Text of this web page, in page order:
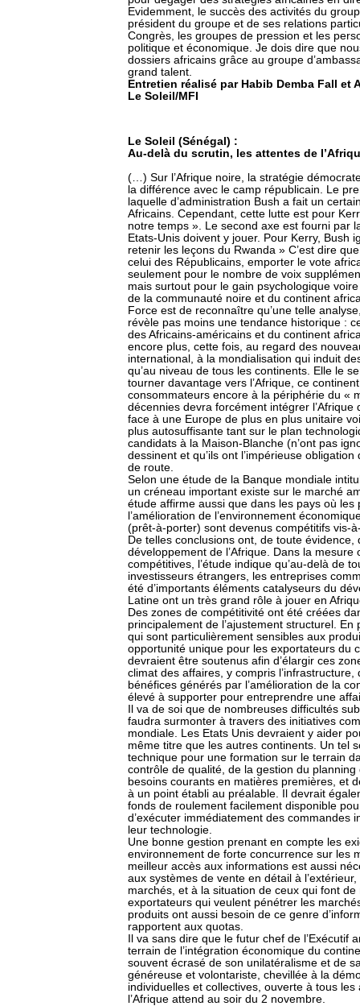
Evidemment, le succès des activités du
président du groupe et de ses relations
Congrès, les groupes de pression et les
politique et économique. Je dois dire que
dossiers africains grâce au groupe
grand talent.
Entretien réalisé par Habib Demba Fall et
Le Soleil/MFI
Le Soleil (Sénégal) :
Au-delà du scrutin, les attentes de
(…) Sur l’Afrique noire, la stratégie
la différence avec le camp républicain. Le
laquelle d’administration Bush a fait un
Africains. Cependant, cette lutte est pour
notre temps ». Le second axe est fourni par
Etats-Unis doivent y jouer. Pour Kerry, Bush
retenir les leçons du Rwanda » C’est dire
celui des Républicains, emporter le vote
seulement pour le nombre de voix
mais surtout pour le gain psychologique
de la communauté noire et du continent
Force est de reconnaître qu’une telle
révèle pas moins une tendance historique :
des Africains-américains et du continent
encore plus, cette fois, au regard des
international, à la mondialisation qui induit
qu’au niveau de tous les continents. Elle le
tourner davantage vers l’Afrique, ce
consommateurs encore à la périphérie du «
décennies devra forcément intégrer
face à une Europe de plus en plus unitaire
plus autosuffisante tant sur le plan
candidats à la Maison-Blanche (n’ont pas
dessinent et qu’ils ont l’impérieuse
de route.
Selon une étude de la Banque mondiale
un créneau important existe sur le marché
étude affirme aussi que dans les pays où les
l’amélioration de l’environnement
(prêt-à-porter) sont devenus compétitifs vis-
De telles conclusions ont, de toute
développement de l’Afrique. Dans la
compétitives, l’étude indique qu’au-delà de
investisseurs étrangers, les entreprises
été d’importants éléments catalyseurs du
Latine ont un très grand rôle à jouer en
Des zones de compétitivité ont été créées
principalement de l’ajustement structurel.
qui sont particulièrement sensibles aux
opportunité unique pour les exportateurs du
devraient être soutenus afin d’élargir ces
climat des affaires, y compris
bénéfices générés par l’amélioration de la
élevé à supporter pour entreprendre une
Il va de soi que de nombreuses difficultés
faudra surmonter à travers des initiatives
mondiale. Les Etats Unis devraient y aider
même titre que les autres continents. Un tel
technique pour une formation sur le terrain
contrôle de qualité, de la gestion du planning
besoins courants en matières premières, et
à un point établi au préalable. Il devrait
fonds de roulement facilement disponible
d’exécuter immédiatement des commandes
leur technologie.
Une bonne gestion prenant en compte les
environnement de forte concurrence sur les
meilleur accès aux informations est aussi
aux systèmes de vente en détail à
marchés, et à la situation de ceux qui font
exportateurs qui veulent pénétrer les
produits ont aussi besoin de ce genre
rapportent aux quotas.
Il va sans dire que le futur chef de
terrain de l’intégration économique du
souvent écrasé de son unilatéralisme et de
généreuse et volontariste, chevillée à la
individuelles et collectives, ouverte à tous
l’Afrique attend au soir du 2 novembre.